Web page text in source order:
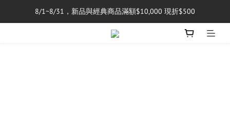
單筆消費滿$5,000享免運費
8/1~8/31，新品與經典商品滿額$10,000 現折$500
單筆消費滿$5,000享免運費